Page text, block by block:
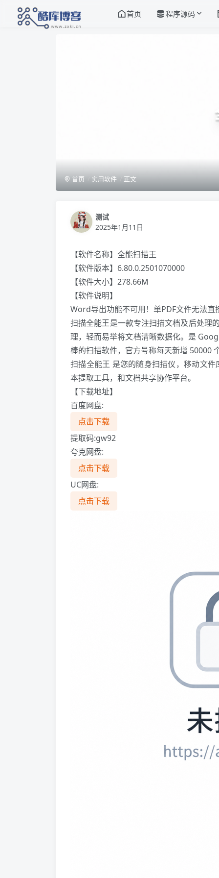
首页 程序源码
首页 实用软件 正文
测试
2025年1月11日
【软件名称】全能扫描王
【软件版本】6.80.0.2501070000
【软件大小】278.66M
【软件说明】
Word导出功能不可用！单PDF文件无法
扫描全能王是一款专注扫描文档及后处理
理，轻而易举将文档清晰数据化。是
棒的扫描软件，官方号称每天新增 50000
扫描全能王 是您的随身扫描仪，移动文
本提取工具，和文档共享协作平台。
【下载地址】
百度网盘:
点击下载
提取码:gw92
夸克网盘:
点击下载
UC网盘:
点击下载